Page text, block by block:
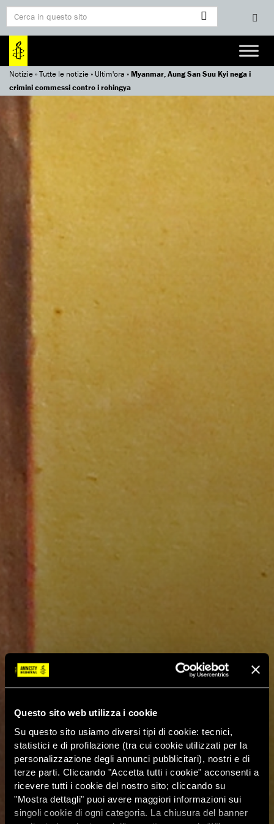
Questo sito web utilizza i cookie
Su questo sito usiamo diversi tipi di cookie: tecnici,
statistici e di profilazione (tra cui cookie utilizzati per la
personalizzazione degli annunci pubblicitari), nostri e di
terze parti. Cliccando "Accetta tutti i cookie" acconsenti a
ricevere tutti i cookie del nostro sito; cliccando su
"Mostra dettagli" puoi avere maggiori informazioni sui
singoli cookie di ogni categoria. La chiusura del banner
Notizie»Tutte le notizie» Ultim'ora »Myanmar, Aung San Suu Kyi nega i
crimini commessi contro i rohingya